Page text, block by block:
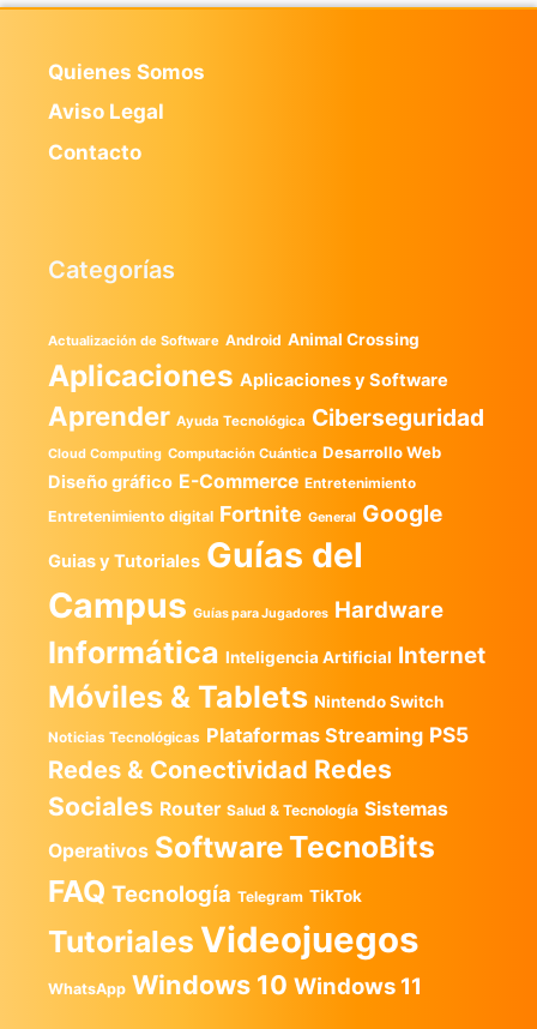
Quienes Somos
Aviso Legal
Contacto
Categorías
Actualización de Software Android Animal Crossing
Aplicaciones Aplicaciones y Software
Aprender Ayuda Tecnológica Ciberseguridad
Cloud Computing Computación Cuántica Desarrollo Web
Diseño gráfico E-Commerce Entretenimiento
Entretenimiento digital Fortnite General Google
Guias y Tutoriales Guías del
Campus Guías para Jugadores Hardware
Informática Inteligencia Artificial Internet
Móviles & Tablets Nintendo Switch
Noticias Tecnológicas Plataformas Streaming PS5
Redes & Conectividad Redes
Sociales Router Salud & Tecnología Sistemas
Operativos SoftwareTecnoBits
FAQ Tecnología Telegram TikTok
Tutoriales Videojuegos
WhatsApp Windows 10 Windows 11